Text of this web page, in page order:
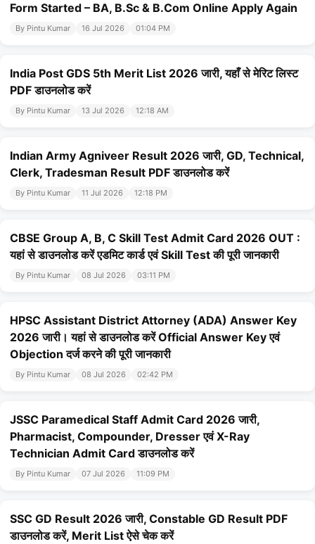
Form Started – BA, B.Sc & B.Com Online Apply Again
By Pintu Kumar 16 Jul 2026 01:04 PM
India Post GDS 5th Merit List 2026 जारी, यहाँ से मेरिट लिस्ट
PDF डाउनलोड करें
By Pintu Kumar 13 Jul 2026 12:18 AM
Indian Army Agniveer Result 2026 जारी, GD, Technical,
Clerk, Tradesman Result PDF डाउनलोड करें
By Pintu Kumar 11 Jul 2026 12:18 PM
CBSE Group A, B, C Skill Test Admit Card 2026 OUT :
यहां से डाउनलोड करें एडमिट कार्ड एवं Skill Test की पूरी जानकारी
By Pintu Kumar 08 Jul 2026 03:11 PM
HPSC Assistant District Attorney (ADA) Answer Key
2026 जारी। यहां से डाउनलोड करें Official Answer Key एवं
Objection दर्ज करने की पूरी जानकारी
By Pintu Kumar 08 Jul 2026 02:42 PM
JSSC Paramedical Staff Admit Card 2026 जारी,
Pharmacist, Compounder, Dresser एवं X-Ray
Technician Admit Card डाउनलोड करें
By Pintu Kumar 07 Jul 2026 11:09 PM
SSC GD Result 2026 जारी, Constable GD Result PDF
डाउनलोड करें, Merit List ऐसे चेक करें